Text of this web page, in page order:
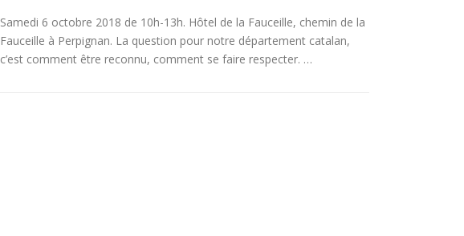
Samedi 6 octobre 2018 de 10h-13h. Hôtel de la Fauceille, chemin de la
Fauceille à Perpignan. La question pour notre département catalan,
c’est comment être reconnu, comment se faire respecter. …